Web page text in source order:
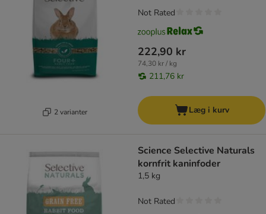
2 varianter
222,90 kr
74,30 kr / kg
211,76 kr
Not Rated
Læg i kurv
Science Selective Naturals
kornfrit kaninfoder
1,5 kg
Not Rated